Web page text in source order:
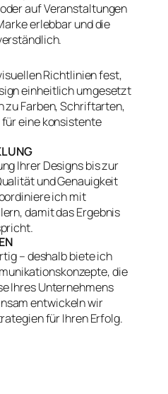
auf Veranstaltungen
erlebbar und die
Richtlinien fest,
einheitlich umgesetzt
zu Farben, Schriftarten,
für eine konsistente
Ihrer Designs bis zur
und Genauigkeit
ich mit
damit das Ergebnis
– deshalb biete ich
die
Ihres Unternehmens
entwickeln wir
für Ihren Erfolg.